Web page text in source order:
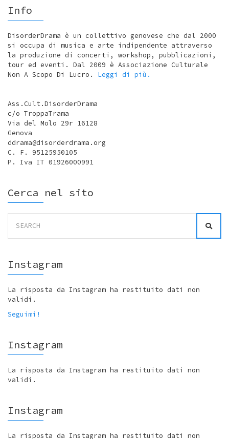
Info
DisorderDrama è un collettivo genovese che dal 2000
si occupa di musica e arte indipendente attraverso
la produzione di concerti, workshop, pubblicazioni,
tour ed eventi. Dal 2009 è Associazione Culturale
Non A Scopo Di Lucro. Leggi di più.
Ass.Cult.DisorderDrama
c/o TroppaTrama
Via del Molo 29r 16128
Genova
ddrama@disorderdrama.org
C. F. 95125950105
P. Iva IT 01926000991
Cerca nel sito
for:
Instagram
La risposta da Instagram ha restituito dati non
validi.
Seguimi!
Instagram
La risposta da Instagram ha restituito dati non
validi.
Instagram
La risposta da Instagram ha restituito dati non